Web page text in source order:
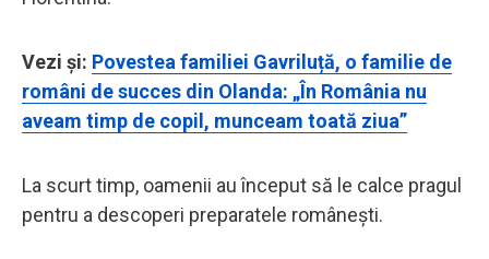
Vezi și: Povestea familiei Gavriluță, o familie de
români de succes din Olanda: „În România nu
aveam timp de copil, munceam toată ziua”
La scurt timp, oamenii au început să le calce pragul
pentru a descoperi preparatele românești.